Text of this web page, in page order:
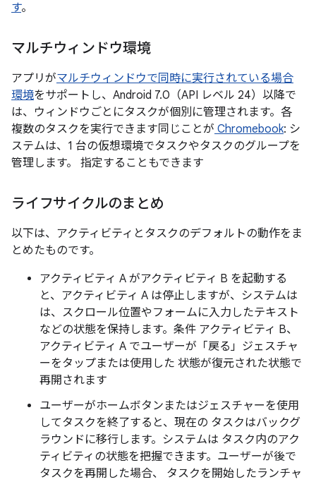
す。
マルチウィンドウ環境
アプリがマルチウィンドウで同時に実行されている場合
環境をサポートし、Android 7.0（API レベル 24）以降で
は、ウィンドウごとにタスクが個別に管理されます。各
複数のタスクを実行できます同じことが Chromebook: シ
ステムは、1 台の仮想環境でタスクやタスクのグループを
管理します。 指定することもできます
ライフサイクルのまとめ
以下は、アクティビティとタスクのデフォルトの動作をま
とめたものです。
アクティビティ A がアクティビティ B を起動する
と、アクティビティ A は停止しますが、システムは
は、スクロール位置やフォームに入力したテキスト
などの状態を保持します。条件 アクティビティ B、
アクティビティ A でユーザーが「戻る」ジェスチャ
ーをタップまたは使用した 状態が復元された状態で
再開されます
ユーザーがホームボタンまたはジェスチャーを使用
してタスクを終了すると、現在の タスクはバックグ
ラウンドに移行します。システムは タスク内のアク
ティビティの状態を把握できます。ユーザーが後で
タスクを再開した場合、 タスクを開始したランチャ